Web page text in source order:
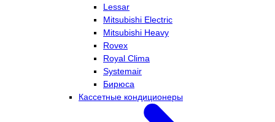
Lessar
Mitsubishi Electric
Mitsubishi Heavy
Rovex
Royal Clima
Systemair
Бирюса
Кассетные кондиционеры